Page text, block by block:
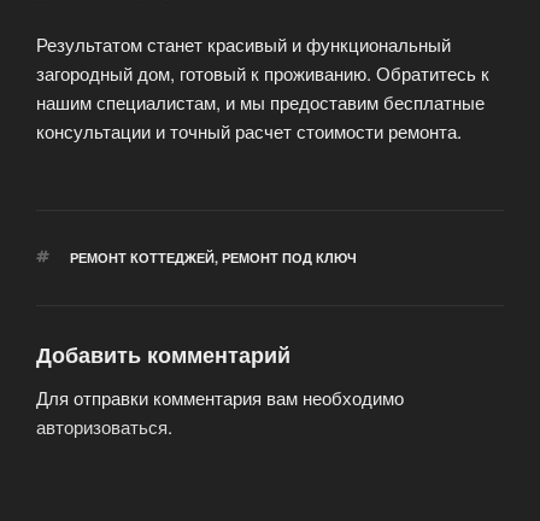
Результатом станет красивый и функциональный
загородный дом, готовый к проживанию. Обратитесь к
нашим специалистам, и мы предоставим бесплатные
консультации и точный расчет стоимости ремонта.
МЕТКИ
РЕМОНТ КОТТЕДЖЕЙ, РЕМОНТ ПОД КЛЮЧ
Добавить комментарий
Для отправки комментария вам необходимо
авторизоваться.